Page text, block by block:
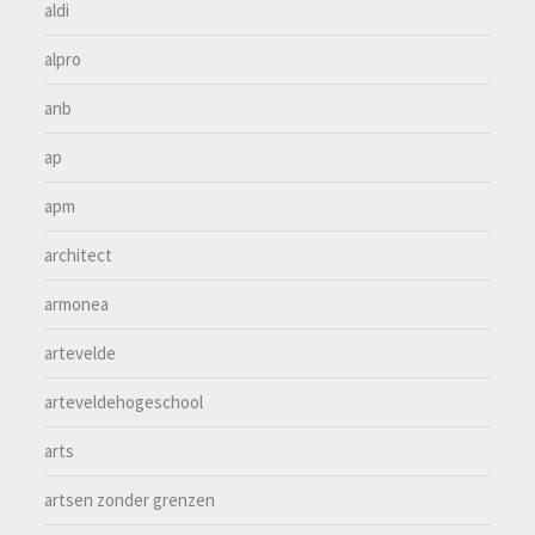
aldi
alpro
anb
ap
apm
architect
armonea
artevelde
arteveldehogeschool
arts
artsen zonder grenzen